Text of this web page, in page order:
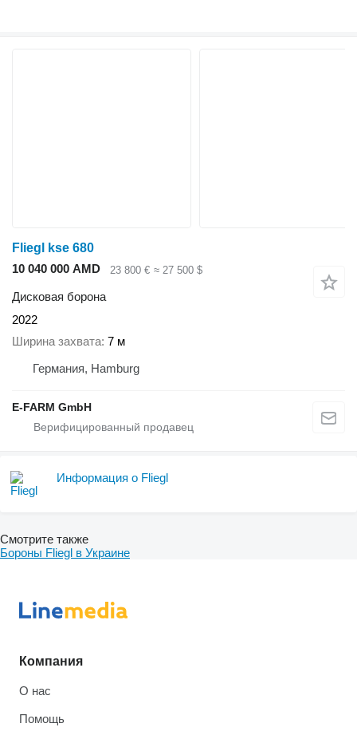
Fliegl kse 680
10 040 000 AMD
23 800 € ≈ 27 500 $
Дисковая борона
2022
Ширина захвата 7 м
Германия, Hamburg
E-FARM GmbH
Информация о Fliegl
Смотрите также
Бороны Fliegl в Украине
Компания
О нас
Помощь